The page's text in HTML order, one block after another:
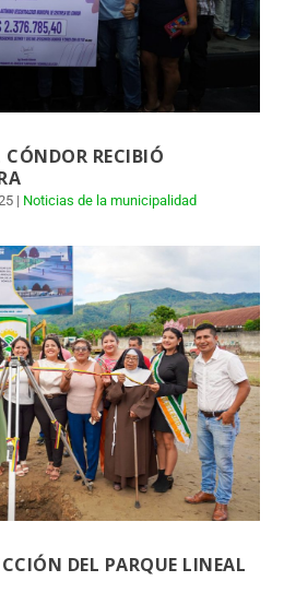
RECIBIÓ
| Noticias de la municipalidad
DEL PARQUE LINEAL